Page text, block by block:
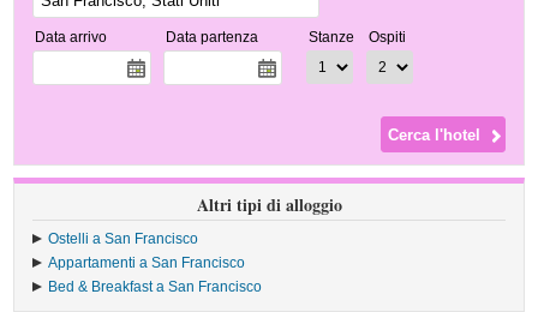
Data arrivo Data partenza Stanze Ospiti
Altri tipi di alloggio
Ostelli a San Francisco
Appartamenti a San Francisco
Bed & Breakfast a San Francisco